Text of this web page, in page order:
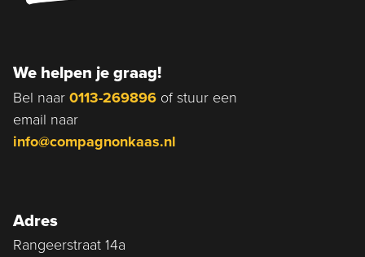
We helpen je graag!
Bel naar 0113-269896 of stuur een
email naar
info@compagnonkaas.nl
Adres
Rangeerstraat 14a